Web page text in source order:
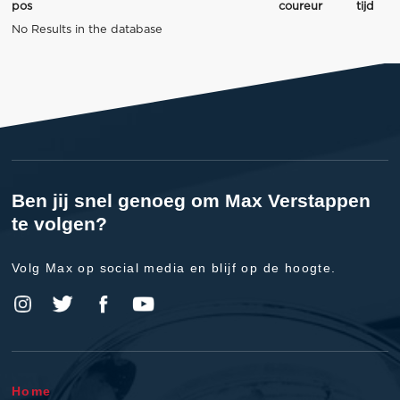
pos coureur
tijd
No Results in the database
Ben jij snel genoeg om Max Verstappen
te volgen?
Volg Max op social media en blijf op de hoogte.
Home